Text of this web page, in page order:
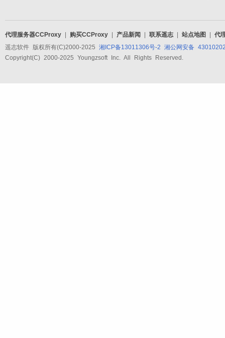
代理服务器CCProxy 购买CCProxy 产品新闻 联系遥志 站点地图
代
遥志软件 版权所有(C)2000-2025 湘ICP备13011306号-2 湘公网安备
Copyright(C) 2000-2025 Youngzsoft Inc. All Rights Reserved.